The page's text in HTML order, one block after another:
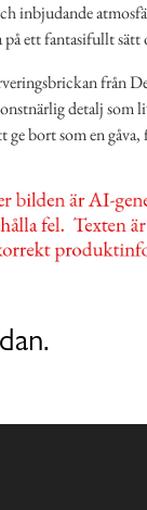
inbjudande
ett fantasifullt
från
detalj som
ge bort som en